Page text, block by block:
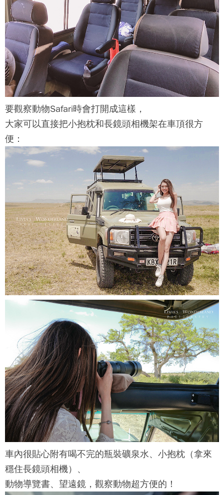
要觀察動物Safari時會打開成這樣，
大家可以直接把小抱枕和長鏡頭相機架在車頂很方
便：
車內很貼心附有喝不完的瓶裝礦泉水、小抱枕（拿來
穩住長鏡頭相機）、
動物導覽書、望遠鏡，觀察動物超方便的！